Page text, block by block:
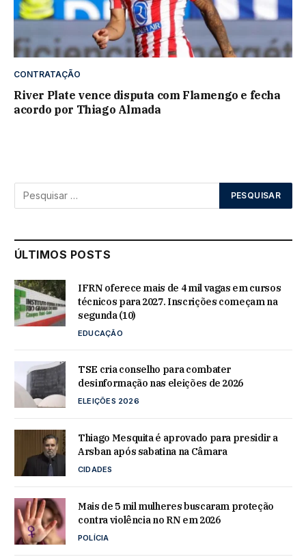
CONTRATAÇÃO
River Plate vence disputa com Flamengo e fecha
acordo por Thiago Almada
ÚLTIMOS POSTS
IFRN oferece mais de 4 mil vagas em cursos
técnicos para 2027. Inscrições começam na
segunda (10)
EDUCAÇÃO
TSE cria conselho para combater
desinformação nas eleições de 2026
ELEIÇÕES 2026
Thiago Mesquita é aprovado para presidir a
Arsban após sabatina na Câmara
CIDADES
Mais de 5 mil mulheres buscaram proteção
contra violência no RN em 2026
POLÍCIA